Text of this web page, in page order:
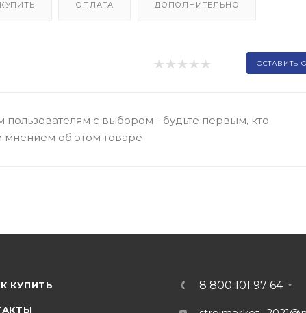
ОПЛАТА ДОПОЛНИТЕЛЬНО
ОСТАВИТЬ
пользователям с выбором - будьте первым, кто
мнением об этом товаре
КУПИТЬ 8 800 101 97 64